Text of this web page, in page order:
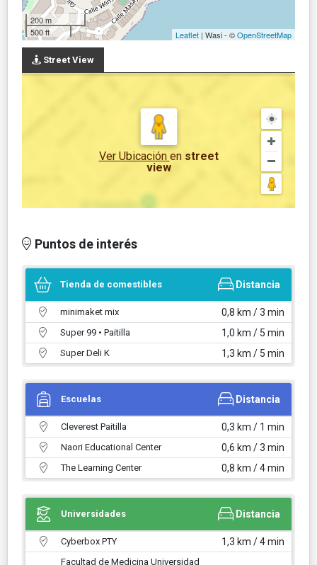
200 m
500 ft
Leaflet | Wasi - ©OpenStreetMap
Street View
Ver Ubicación en street
view
Puntos de interés
Tienda de comestibles Distancia
minimaket mix 0,8 km / 3 min
Super 99 • Paitilla 1,0 km / 5 min
Super Deli K 1,3 km / 5 min
Escuelas Distancia
Cleverest Paitilla 0,3 km / 1 min
Naori Educational Center 0,6 km / 3 min
The Learning Center 0,8 km / 4 min
Universidades Distancia
Cyberbox PTY 1,3 km / 4 min
Facultad de Medicina Universidad